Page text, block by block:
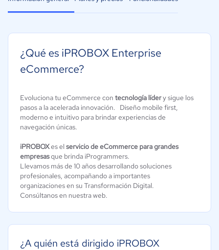
¿Qué es iPROBOX Enterprise
eCommerce?
Evoluciona tu eCommerce con tecnología lídery sigue los
pasos a la acelerada innovación. Diseño mobile first,
moderno e intuitivo para brindar experiencias de
navegación únicas.
iPROBOXes el servicio de eCommerce para grandes
empresasque brinda iProgrammers.
Llevamos más de 10 años desarrollando soluciones
profesionales, acompañando a importantes
organizaciones en su Transformación Digital.
Consúltanos en nuestra web.
¿A quién está dirigido iPROBOX